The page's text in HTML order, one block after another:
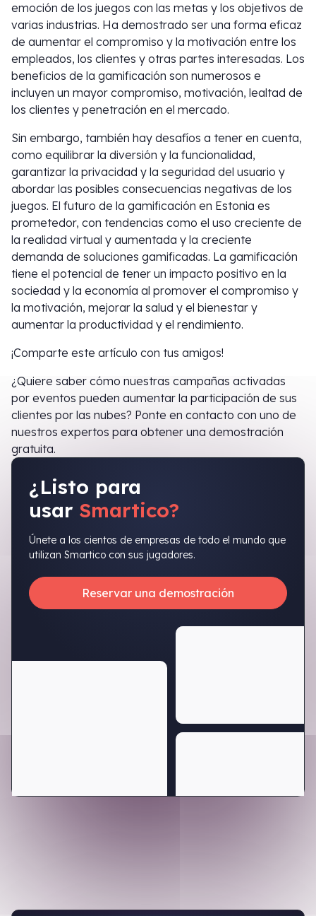
emoción de los juegos con las metas y los objetivos de
varias industrias. Ha demostrado ser una forma eficaz
de aumentar el compromiso y la motivación entre los
empleados, los clientes y otras partes interesadas. Los
beneficios de la gamificación son numerosos e
incluyen un mayor compromiso, motivación, lealtad de
los clientes y penetración en el mercado.
Sin embargo, también hay desafíos a tener en cuenta,
como equilibrar la diversión y la funcionalidad,
garantizar la privacidad y la seguridad del usuario y
abordar las posibles consecuencias negativas de los
juegos. El futuro de la gamificación en Estonia es
prometedor, con tendencias como el uso creciente de
la realidad virtual y aumentada y la creciente
demanda de soluciones gamificadas. La gamificación
tiene el potencial de tener un impacto positivo en la
sociedad y la economía al promover el compromiso y
la motivación, mejorar la salud y el bienestar y
aumentar la productividad y el rendimiento.
¡Comparte este artículo con tus amigos!
¿Quiere saber cómo nuestras campañas activadas
por eventos pueden aumentar la participación de sus
clientes por las nubes? Ponte en contacto con uno de
nuestros expertos para obtener una demostración
gratuita.
¿Listo para
usar Smartico?
Únete a los cientos de empresas de todo el mundo que
utilizan Smartico con sus jugadores.
Reservar una demostración